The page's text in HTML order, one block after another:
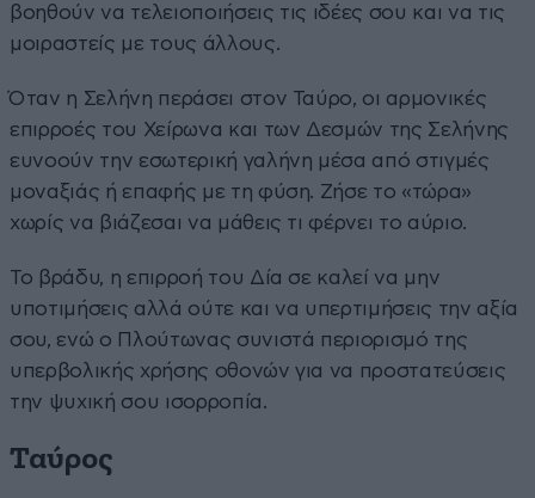
βοηθούν να τελειοποιήσεις τις ιδέες σου και να τις
μοιραστείς με τους άλλους.
Όταν η Σελήνη περάσει στον Ταύρο, οι αρμονικές
επιρροές του Χείρωνα και των Δεσμών της Σελήνης
ευνοούν την εσωτερική γαλήνη μέσα από στιγμές
μοναξιάς ή επαφής με τη φύση. Ζήσε το «τώρα»
χωρίς να βιάζεσαι να μάθεις τι φέρνει το αύριο.
Το βράδυ, η επιρροή του Δία σε καλεί να μην
υποτιμήσεις αλλά ούτε και να υπερτιμήσεις την αξία
σου, ενώ ο Πλούτωνας συνιστά περιορισμό της
υπερβολικής χρήσης οθονών για να προστατεύσεις
την ψυχική σου ισορροπία.
Ταύρος